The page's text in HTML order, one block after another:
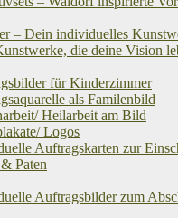
– Dein individuelles
die deine Vision
für Kinderzimmer
als Familenbild
Heilarbeit am Bild
Logos
Auftragskarten zur
Paten
Auftragsbilder zum